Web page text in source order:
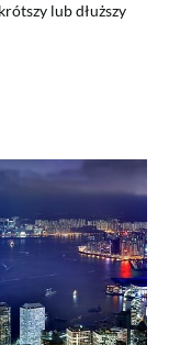
lub dłuższy